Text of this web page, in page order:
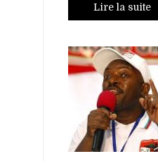
Lire la suite